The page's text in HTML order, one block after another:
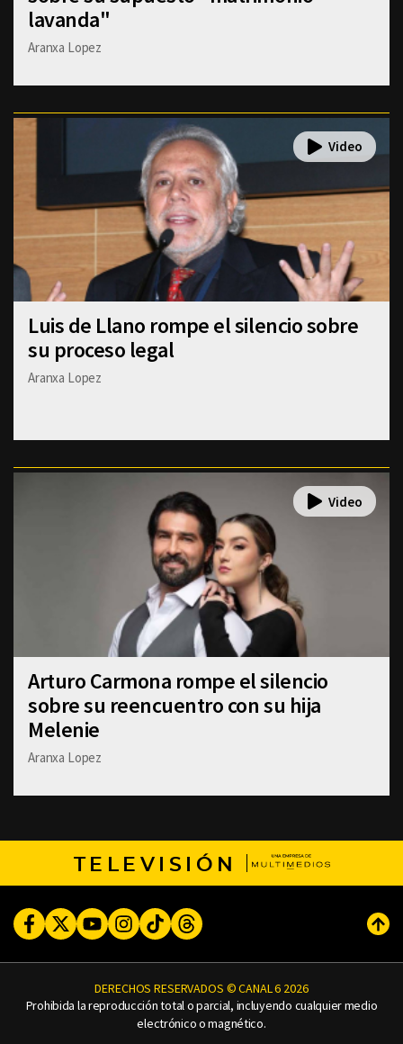
lavanda"
Aranxa Lopez
Luis de Llano rompe el silencio sobre
su proceso legal
Aranxa Lopez
Arturo Carmona rompe el silencio
sobre su reencuentro con su hija
Melenie
Aranxa Lopez
TELEVISIÓN
FacebookTwitterYoutubeInstagram
TikTokThreads
DERECHOS RESERVADOS © CANAL 6 2026
Prohibida la reproducción total o parcial, incluyendo cualquier medio
electrónico o magnético.